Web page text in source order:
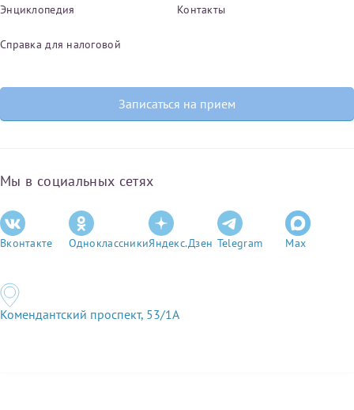
Энциклопедия Контакты
Справка для налоговой
Записаться на прием
Мы в социальных сетях
Вконтакте ОдноклассникиЯндекс.Дзен Telegram Max
Комендантский проспект, 53/1A